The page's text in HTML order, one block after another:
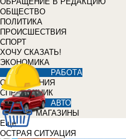
ОБЩЕСТВО
ПОЛИТИКА
ПРОИСШЕСТВИЯ
СПОРТ
ХОЧУ СКАЗАТЬ!
ЭКОНОМИКА
РАБОТА
ОБЪЯВЛЕНИЯ
СПРАВОЧНИК
АВТО
МАГАЗИНЫ
Еще
ОСТРАЯ СИТУАЦИЯ